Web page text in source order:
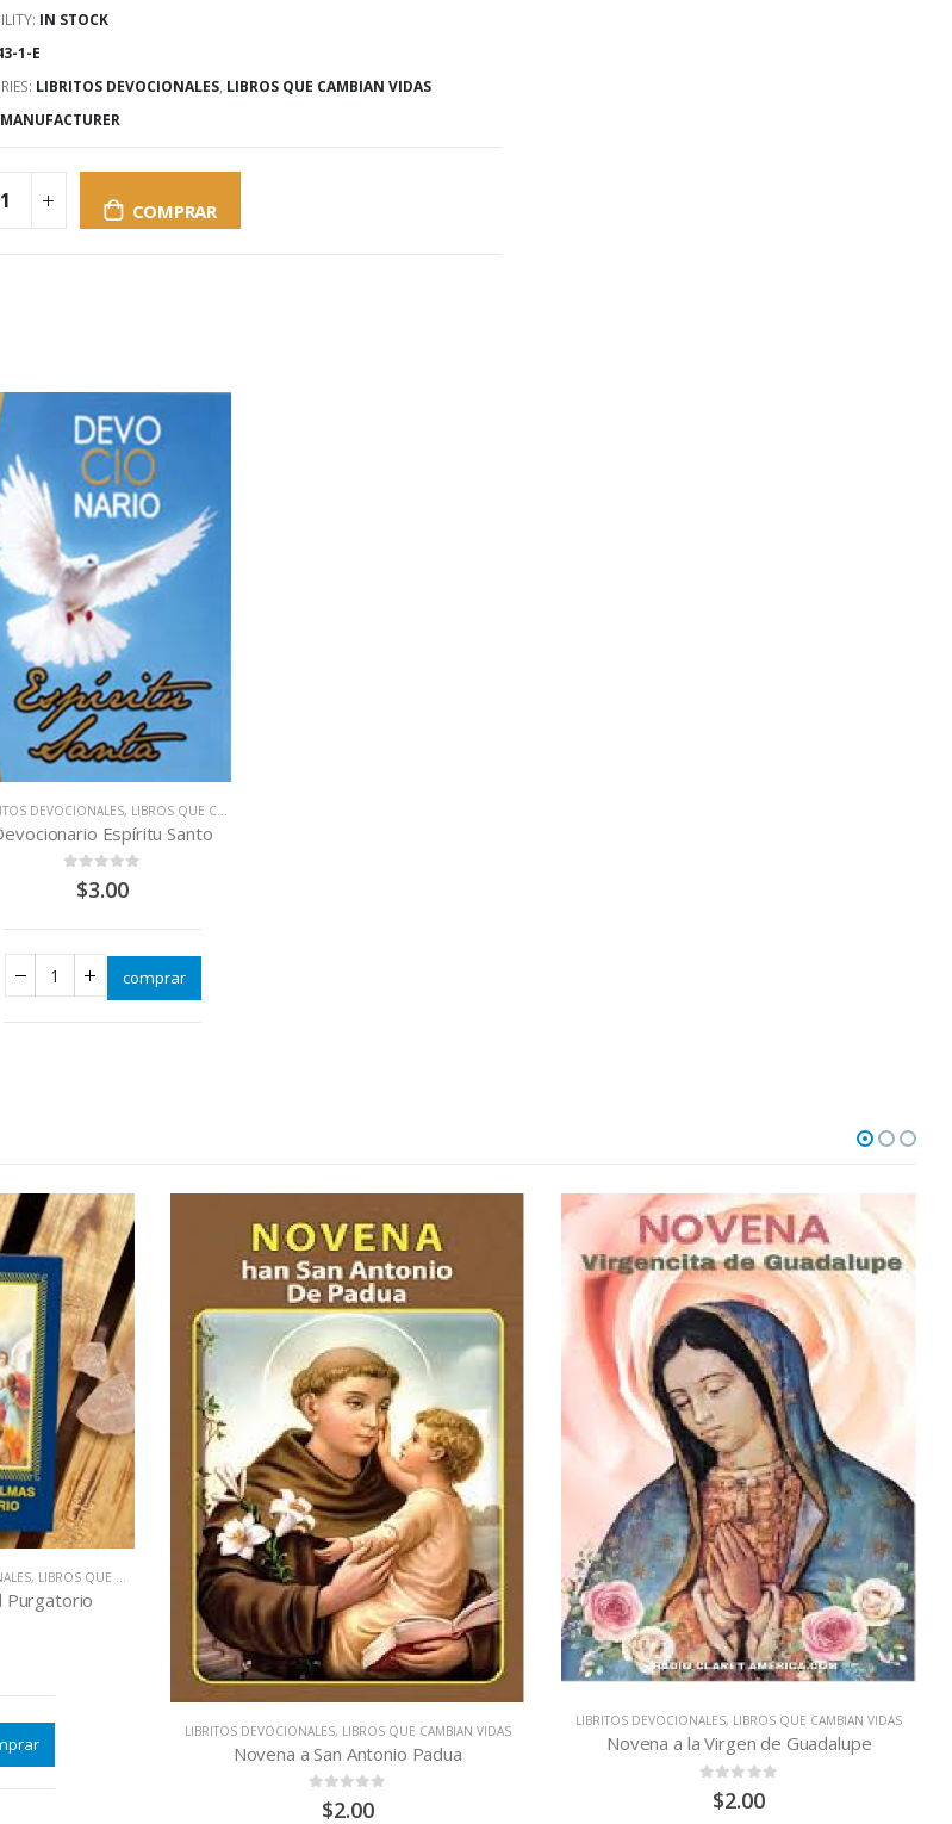
IN STOCK
1-E
LIBRITOS DEVOCIONALES, LIBROS QUE CAMBIAN VIDAS
MANUFACTURER
COMPRAR
CAMBIAN VIDAS
DEVOCIONALES, LIBROS QUE CAMBIAN VIDAS
Espíritu Santo
out of 5
$3.00
comprar
Padua Novena a la Virgen de Guadalupe
0out of 5
$2.00
LIBRITOS DEVOCIONALES,LIBROS QUE CAMBIAN VIDAS
Novena y Corona San Miguel Arcángel
out of 5
$2.50